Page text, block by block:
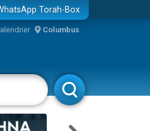
Torah-Box
Columbus